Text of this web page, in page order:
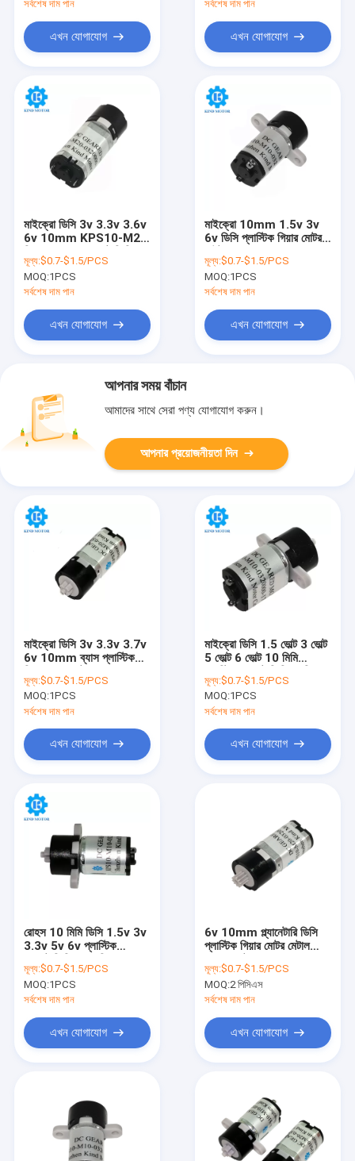
আমাদের সম্পর্কে
সর্বশেষ দাম পান
এখন যোগাযোগ
সর্বশেষ দাম পান
এখন যোগাযোগ
মাইক্রো ডিসি 3v 3.3v 3.6v
6v 10mm KPS10-M20
মোটর
মূল্য:$0.7-$1.5/PCS
MOQ:1PCS
সর্বশেষ দাম পান
এখন যোগাযোগ
মাইক্রো 10mm 1.5v 3v
6v ডিসি প্লাস্টিক গিয়ার মোটর
মূল্য:$0.7-$1.5/PCS
MOQ:1PCS
সর্বশেষ দাম পান
এখন যোগাযোগ
আপনার সময় বাঁচান
আমাদের সাথে সেরা পণ্য যোগাযোগ করুন।
আপনার প্রয়োজনীয়তা দিন
মাইক্রো ডিসি 3v 3.3v 3.7v
6v 10mm ব্যাস প্লাস্টিক
মূল্য:$0.7-$1.5/PCS
MOQ:1PCS
সর্বশেষ দাম পান
এখন যোগাযোগ
মাইক্রো ডিসি 1.5 ভোল্ট 3 ভোল্ট
5 ভোল্ট 6 ভোল্ট 10 মিমি
মোটর
মূল্য:$0.7-$1.5/PCS
MOQ:1PCS
সর্বশেষ দাম পান
এখন যোগাযোগ
রোহস 10 মিমি ডিসি 1.5v 3v
3.3v 5v 6v প্লাস্টিক
মোটর
মূল্য:$0.7-$1.5/PCS
MOQ:1PCS
সর্বশেষ দাম পান
এখন যোগাযোগ
6v 10mm প্ল্যানেটারি ডিসি
প্লাস্টিক গিয়ার মোটর মেটাল
মূল্য:$0.7-$1.5/PCS
MOQ:2 পিসিএস
সর্বশেষ দাম পান
এখন যোগাযোগ